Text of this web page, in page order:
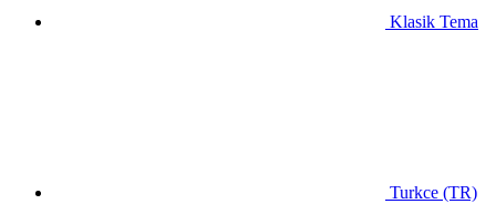
Klasik Tema
Turkce (TR)